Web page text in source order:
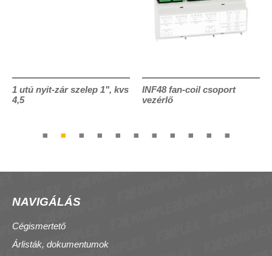
1 utú nyit-zár szelep 1", kvs
4,5
INF48 fan-coil csoport
vezérlő
NAVIGÁLÁS
Cégismertető
Árlisták, dokumentumok